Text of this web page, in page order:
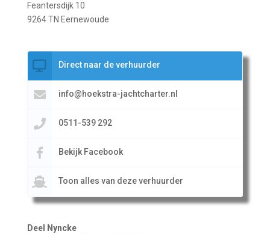
Feantersdijk 10
9264 TN Eernewoude
Direct naar de verhuurder
info@hoekstra-jachtcharter.nl
0511-539 292
Bekijk Facebook
Toon alles van deze verhuurder
Deel Nyncke